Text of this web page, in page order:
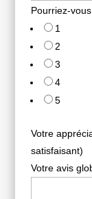
Pourriez-
1
2
3
4
5
Votre
satisfaisant)
Votre avis